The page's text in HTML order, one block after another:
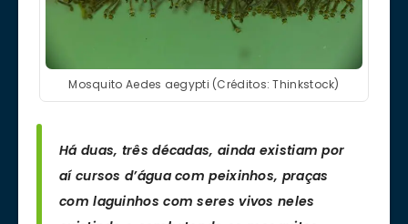
Mosquito Aedes aegypti (Créditos: Thinkstock)
Há duas, três décadas, ainda existiam por
aí cursos d’água com peixinhos, praças
com laguinhos com seres vivos neles